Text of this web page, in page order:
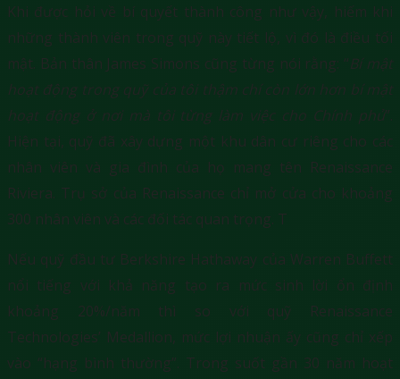
Khi được hỏi về bí quyết thành công như vậy, hiếm khi
những thành viên trong quỹ này tiết lộ, vì đó là điều tối
mật. Bản thân James Simons cũng từng nói rằng: “Bí mật
hoạt động trong quỹ của tôi thậm chí còn lớn hơn bí mật
hoạt động ở nơi mà tôi từng làm việc cho Chính phủ”.
Hiện tại, quỹ đã xây dựng một khu dân cư riêng cho các
nhân viên và gia đình của họ mang tên Renaissance
Riviera. Trụ sở của Renaissance chỉ mở cửa cho khoảng
300 nhân viên và các đối tác quan trọng. T
Nếu quỹ đầu tư Berkshire Hathaway của Warren Buffett
nổi tiếng với khả năng tạo ra mức sinh lời ổn định
khoảng 20%/năm thì so với quỹ Renaissance
Technologies’ Medallion, mức lợi nhuận ấy cũng chỉ xếp
vào “hạng bình thường”. Trong suốt gần 30 năm hoạt